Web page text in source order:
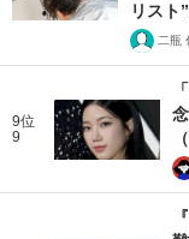
リスト
二瓶
9位
9